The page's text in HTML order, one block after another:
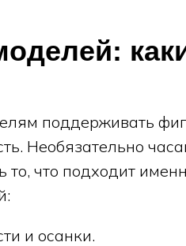
поддерживать
Необязательно
что подходит
и осанки.